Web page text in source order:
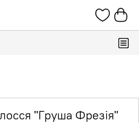
"Груша Фрезія"